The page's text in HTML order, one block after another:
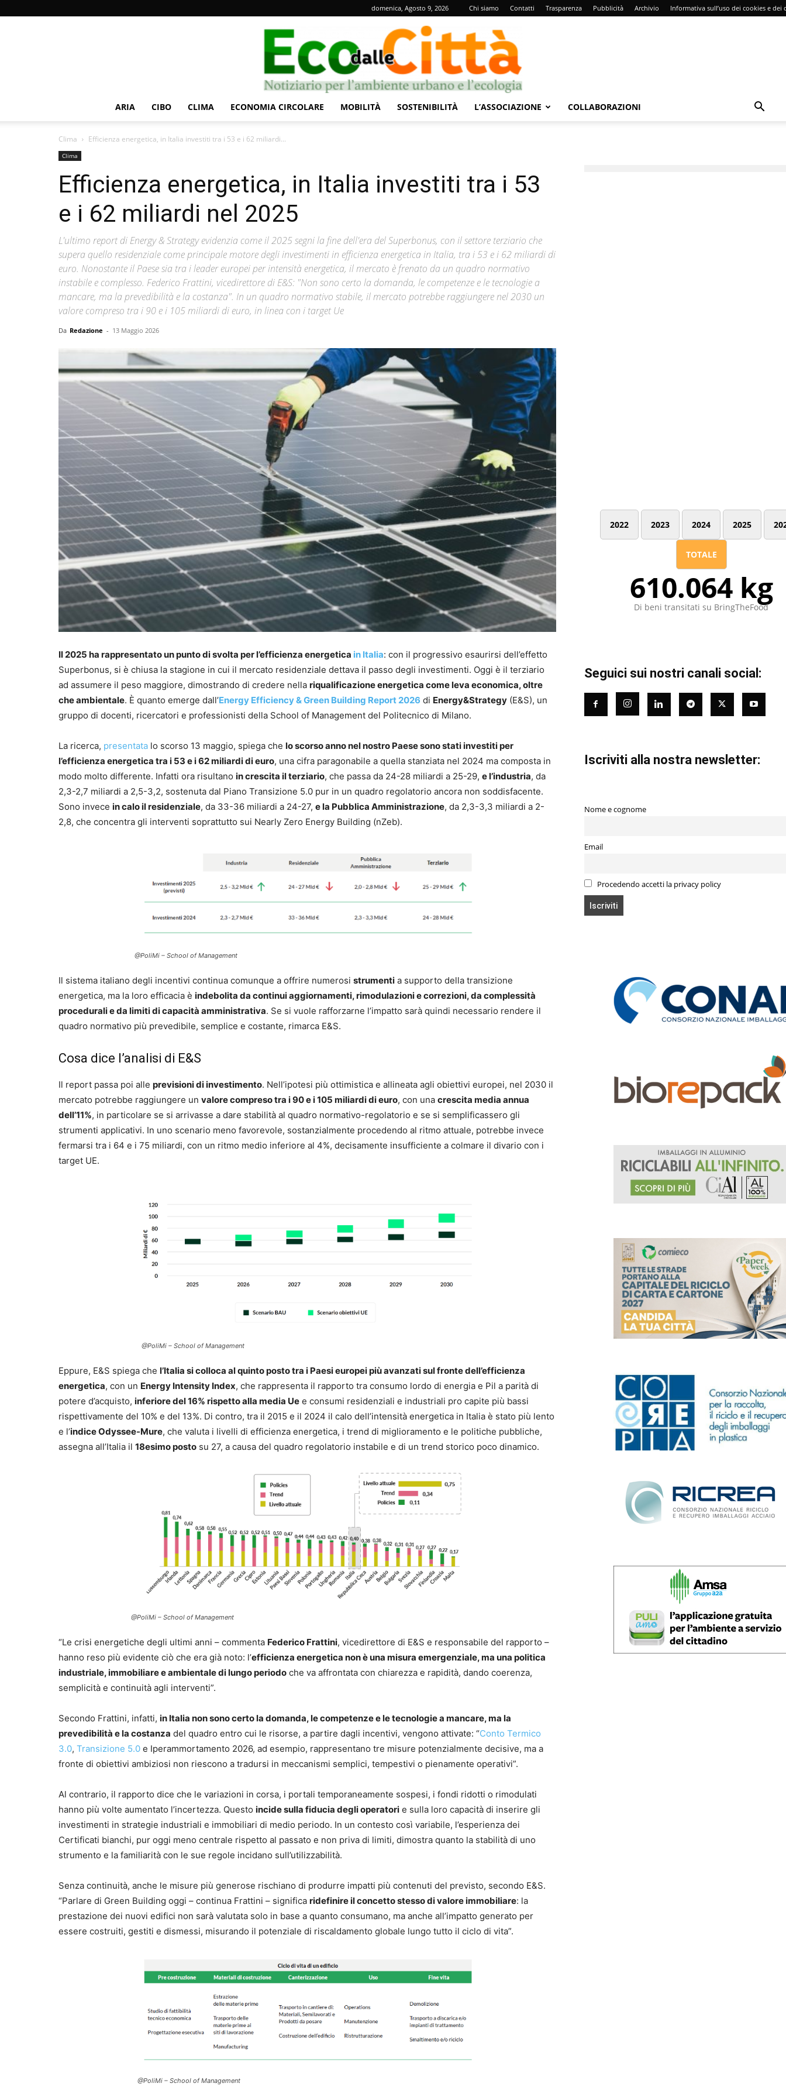
domenica, Agosto 9, 2026 Chi siamo Contatti Trasparenza Pubblicità Archivio Informativa sull’uso dei cookies e dei
Città
ARIA CIBO CLIMA ECONOMIA CIRCOLARE MOBILITÀ SOSTENIBILITÀ L’ASSOCIAZIONE COLLABORAZIONI
Clima Efficienza energetica, in Italia investiti tra i 53 e i 62 miliardi...
Clima
Efficienza energetica, in Italia investiti tra i 53
e i 62 miliardi nel 2025
L'ultimo report di Energy & Strategy evidenzia come il 2025 segni la fine dell'era del Superbonus, con il settore terziario che
supera quello residenziale come principale motore degli investimenti in efficienza energetica in Italia, tra i 53 e i 62 miliardi di
euro. Nonostante il Paese sia tra i leader europei per intensità energetica, il mercato è frenato da un quadro normativo
instabile e complesso. Federico Frattini, vicedirettore di E&S: "Non sono certo la domanda, le competenze e le tecnologie a
mancare, ma la prevedibilità e la costanza". In un quadro normativo stabile, il mercato potrebbe raggiungere nel 2030 un
valore compreso tra i 90 e i 105 miliardi di euro, in linea con i target Ue
Da Redazione - 13 Maggio 2026
Il 2025 ha rappresentato un punto di svolta per l’efficienza energetica in Italia: con il progressivo esaurirsi dell’effetto
Superbonus, si è chiusa la stagione in cui il mercato residenziale dettava il passo degli investimenti. Oggi è il terziario
ad assumere il peso maggiore, dimostrando di credere nella riqualificazione energetica come leva economica, oltre
che ambientale. È quanto emerge dall’Energy Efficiency & Green Building Report 2026 di Energy&Strategy (E&S), un
gruppo di docenti, ricercatori e professionisti della School of Management del Politecnico di Milano.
La ricerca, presentata lo scorso 13 maggio, spiega che lo scorso anno nel nostro Paese sono stati investiti per
l’efficienza energetica tra i 53 e i 62 miliardi di euro, una cifra paragonabile a quella stanziata nel 2024 ma composta in
modo molto differente. Infatti ora risultano in crescita il terziario, che passa da 24-28 miliardi a 25-29, e l’industria, da
2,3-2,7 miliardi a 2,5-3,2, sostenuta dal Piano Transizione 5.0 pur in un quadro regolatorio ancora non soddisfacente.
Sono invece in calo il residenziale, da 33-36 miliardi a 24-27, e la Pubblica Amministrazione, da 2,3-3,3 miliardi a 2-
2,8, che concentra gli interventi soprattutto sui Nearly Zero Energy Building (nZeb).
@PoliMi – School of Management
Il sistema italiano degli incentivi continua comunque a offrire numerosi strumenti a supporto della transizione
energetica, ma la loro efficacia è indebolita da continui aggiornamenti, rimodulazioni e correzioni, da complessità
procedurali e da limiti di capacità amministrativa. Se si vuole rafforzarne l’impatto sarà quindi necessario rendere il
quadro normativo più prevedibile, semplice e costante, rimarca E&S.
Cosa dice l’analisi di E&S
Il report passa poi alle previsioni di investimento. Nell’ipotesi più ottimistica e allineata agli obiettivi europei, nel 2030 il
mercato potrebbe raggiungere un valore compreso tra i 90 e i 105 miliardi di euro, con una crescita media annua
dell’11%, in particolare se si arrivasse a dare stabilità al quadro normativo-regolatorio e se si semplificassero gli
strumenti applicativi. In uno scenario meno favorevole, sostanzialmente procedendo al ritmo attuale, potrebbe invece
fermarsi tra i 64 e i 75 miliardi, con un ritmo medio inferiore al 4%, decisamente insufficiente a colmare il divario con i
target UE.
@PoliMi – School of Management
Eppure, E&S spiega che l’Italia si colloca al quinto posto tra i Paesi europei più avanzati sul fronte dell’efficienza
energetica, con un Energy Intensity Index, che rappresenta il rapporto tra consumo lordo di energia e Pil a parità di
potere d’acquisto, inferiore del 16% rispetto alla media Ue e consumi residenziali e industriali pro capite più bassi
rispettivamente del 10% e del 13%. Di contro, tra il 2015 e il 2024 il calo dell’intensità energetica in Italia è stato più lento
e l’indice Odyssee-Mure, che valuta i livelli di efficienza energetica, i trend di miglioramento e le politiche pubbliche,
assegna all’Italia il 18esimo posto su 27, a causa del quadro regolatorio instabile e di un trend storico poco dinamico.
@PoliMi – School of Management
“Le crisi energetiche degli ultimi anni – commenta Federico Frattini, vicedirettore di E&S e responsabile del rapporto –
hanno reso più evidente ciò che era già noto: l’efficienza energetica non è una misura emergenziale, ma una politica
industriale, immobiliare e ambientale di lungo periodo che va affrontata con chiarezza e rapidità, dando coerenza,
semplicità e continuità agli interventi”.
Secondo Frattini, infatti, in Italia non sono certo la domanda, le competenze e le tecnologie a mancare, ma la
prevedibilità e la costanza del quadro entro cui le risorse, a partire dagli incentivi, vengono attivate: “Conto Termico
3.0, Transizione 5.0 e Iperammortamento 2026, ad esempio, rappresentano tre misure potenzialmente decisive, ma a
fronte di obiettivi ambiziosi non riescono a tradursi in meccanismi semplici, tempestivi o pienamente operativi”.
Al contrario, il rapporto dice che le variazioni in corsa, i portali temporaneamente sospesi, i fondi ridotti o rimodulati
hanno più volte aumentato l’incertezza. Questo incide sulla fiducia degli operatori e sulla loro capacità di inserire gli
investimenti in strategie industriali e immobiliari di medio periodo. In un contesto così variabile, l’esperienza dei
Certificati bianchi, pur oggi meno centrale rispetto al passato e non priva di limiti, dimostra quanto la stabilità di uno
strumento e la familiarità con le sue regole incidano sull’utilizzabilità.
Senza continuità, anche le misure più generose rischiano di produrre impatti più contenuti del previsto, secondo E&S.
“Parlare di Green Building oggi – continua Frattini – significa ridefinire il concetto stesso di valore immobiliare: la
prestazione dei nuovi edifici non sarà valutata solo in base a quanto consumano, ma anche all’impatto generato per
essere costruiti, gestiti e dismessi, misurando il potenziale di riscaldamento globale lungo tutto il ciclo di vita”.
@PoliMi – School of Management
2022 2023 2024 2025
TOTALE
610.064 kg
Di beni transitati su BringTheFood
Seguici sui nostri canali social:
Iscriviti alla nostra newsletter:
Nome e cognome
Email
Procedendo accetti la privacy policy